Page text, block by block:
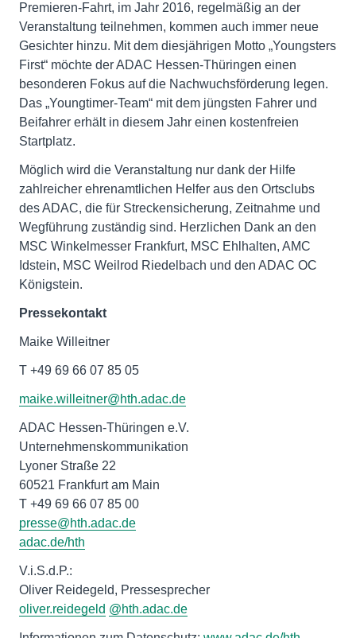
Premieren-Fahrt, im Jahr 2016, regelmäßig an der
Veranstaltung teilnehmen, kommen auch immer neue
Gesichter hinzu. Mit dem diesjährigen Motto „Youngsters
First“ möchte der ADAC Hessen-Thüringen einen
besonderen Fokus auf die Nachwuchsförderung legen.
Das „Youngtimer-Team“ mit dem jüngsten Fahrer und
Beifahrer erhält in diesem Jahr einen kostenfreien
Startplatz.
Möglich wird die Veranstaltung nur dank der Hilfe
zahlreicher ehrenamtlichen Helfer aus den Ortsclubs
des ADAC, die für Streckensicherung, Zeitnahme und
Wegführung zuständig sind. Herzlichen Dank an den
MSC Winkelmesser Frankfurt, MSC Ehlhalten, AMC
Idstein, MSC Weilrod Riedelbach und den ADAC OC
Königstein.
Pressekontakt
Maike Willeitner
T +49 69 66 07 85 05
maike.willeitner@hth.adac.de
ADAC Hessen-Thüringen e.V.
Unternehmenskommunikation
Lyoner Straße 22
60521 Frankfurt am Main
adac.de/hth
V.i.S.d.P.:
oliver.reidegeld @hth.adac.de